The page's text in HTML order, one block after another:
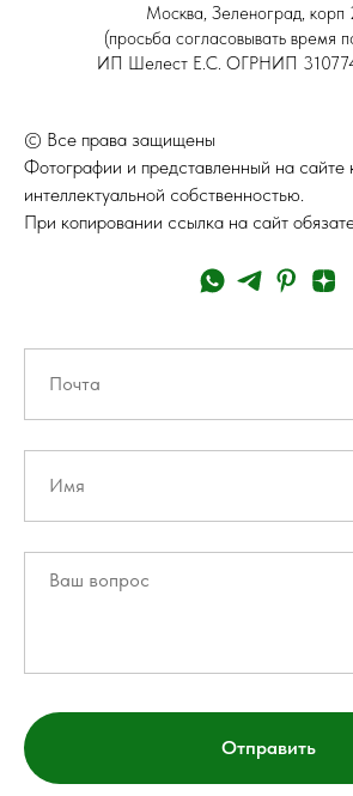
Москва, Зеленоград, корп
(просьба согласовывать время
ИП Шелест Е.С. ОГРНИП
© Все права защищены
Фотографии и представленный на сайте
интеллектуальной собственностью.
При копировании ссылка на сайт
Отправить